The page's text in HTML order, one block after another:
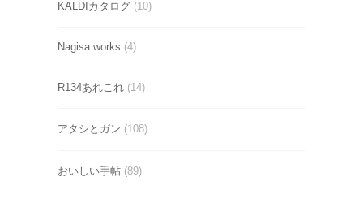
KALDIカタログ (10)
Nagisa works (4)
R134あれこれ (14)
アタシとガン (108)
おいしい手帖 (89)